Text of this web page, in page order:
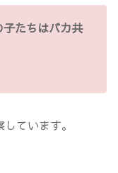
子たちはバカ共
ています。